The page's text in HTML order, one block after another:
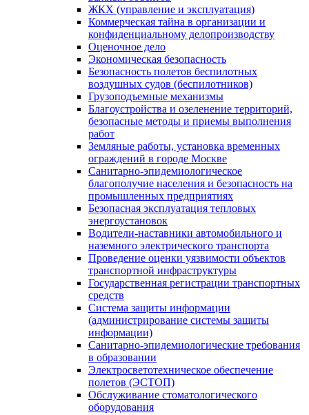
ЖКХ (управление и эксплуатация)
Коммерческая тайна в организации и
конфиденциальному делопроизводству
Оценочное дело
Экономическая безопасность
Безопасность полетов беспилотных
воздушных судов (беспилотников)
Грузоподъемные механизмы
Благоустройства и озеленение территорий,
безопасные методы и приемы выполнения
работ
Земляные работы, установка временных
ограждений в городе Москве
Санитарно-эпидемиологическое
благополучие населения и безопасность на
промышленных предприятиях
Безопасная эксплуатация тепловых
энергоустановок
Водители-наставники автомобильного и
наземного электрического транспорта
Проведение оценки уязвимости объектов
транспортной инфраструктуры
Государственная регистрации транспортных
средств
Система защиты информации
(администрирование системы защиты
информации)
Санитарно-эпидемиологические требования
в образовании
Электросветотехническое обеспечение
полетов (ЭСТОП)
Обслуживание стоматологического
оборудования